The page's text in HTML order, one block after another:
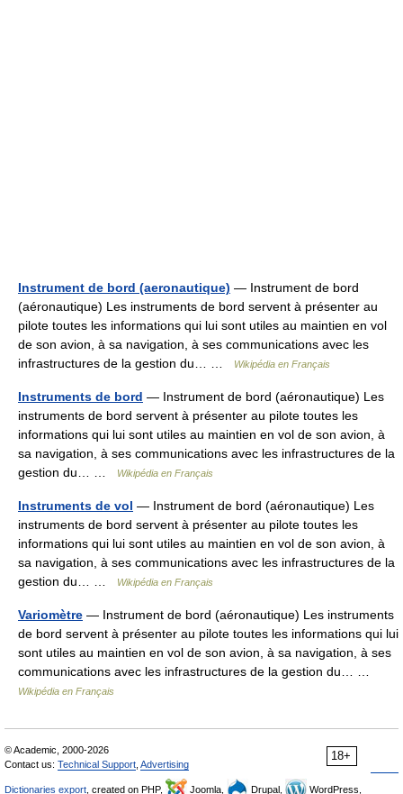
Instrument de bord (aeronautique) — Instrument de bord
(aéronautique) Les instruments de bord servent à présenter au
pilote toutes les informations qui lui sont utiles au maintien en vol
de son avion, à sa navigation, à ses communications avec les
infrastructures de la gestion du… …
Wikipédia en Français
Instruments de bord — Instrument de bord (aéronautique) Les
instruments de bord servent à présenter au pilote toutes les
informations qui lui sont utiles au maintien en vol de son avion, à
sa navigation, à ses communications avec les infrastructures de la
gestion du… …
Wikipédia en Français
Instruments de vol — Instrument de bord (aéronautique) Les
instruments de bord servent à présenter au pilote toutes les
informations qui lui sont utiles au maintien en vol de son avion, à
sa navigation, à ses communications avec les infrastructures de la
gestion du… …
Wikipédia en Français
Variomètre — Instrument de bord (aéronautique) Les instruments
de bord servent à présenter au pilote toutes les informations qui lui
sont utiles au maintien en vol de son avion, à sa navigation, à ses
communications avec les infrastructures de la gestion du… …
Wikipédia en Français
18+
© Academic, 2000-2026
Contact us: Technical Support Advertising
Dictionaries export , created on PHP, Joomla, Drupal,
WordPress,